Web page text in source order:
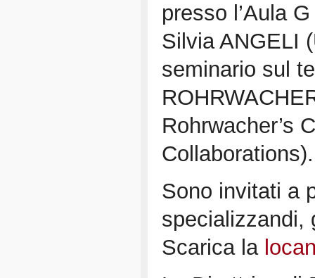
presso l’Aula
Silvia ANGELI
seminario sul
Rohrwacher’s
Collaborations).
Sono invitati a
specializzandi,
Scarica la